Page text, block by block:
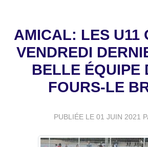
AMICAL: LES U11
VENDREDI
BELLE ÉQUIPE
FOURS-LE
PUBLIÉE LE 01 JUIN 2021